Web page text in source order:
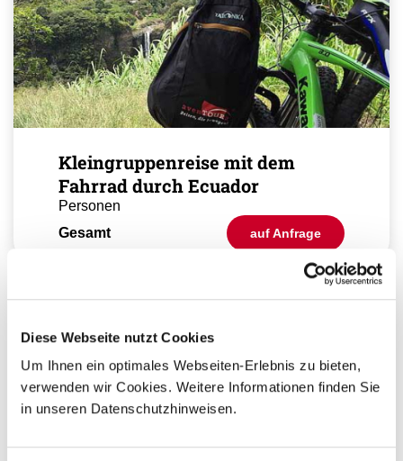
Diese Webseite nutzt Cookies
Um Ihnen ein optimales Webseiten-Erlebnis zu bieten,
verwenden wir Cookies. Weitere Informationen finden Sie
in unseren Datenschutzhinweisen.
Kleingruppenreise mit dem
Fahrrad durch Ecuador
Personen
Gesamt
auf Anfrage
Sie haben Fragen zur Buchung?
Dann rufen Sie uns an!